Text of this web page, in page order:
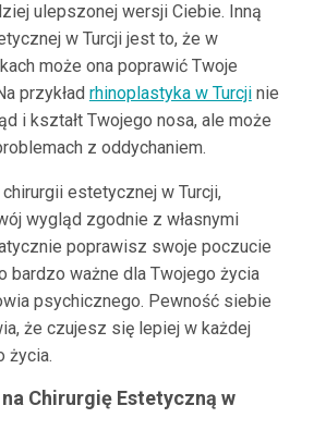
ulepszonej wersji Ciebie. Inną
w Turcji jest to, że w
może ona poprawić Twoje
przykład rhinoplastyka w Turcjinie
i kształt Twojego nosa, ale może
z oddychaniem.
estetycznej w Turcji,
wygląd zgodnie z własnymi
poprawisz swoje poczucie
bardzo ważne dla Twojego życia
psychicznego. Pewność siebie
że czujesz się lepiej w każdej
życia.
Chirurgię Estetyczną w